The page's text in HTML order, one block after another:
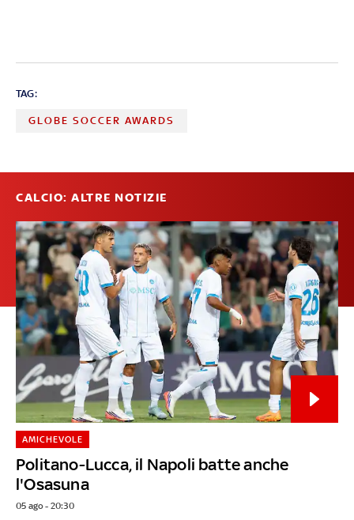
TAG:
GLOBE SOCCER AWARDS
CALCIO: ALTRE NOTIZIE
Politano-Lucca, il Napoli batte anche
l'Osasuna
AMICHEVOLE
05 ago - 20:30